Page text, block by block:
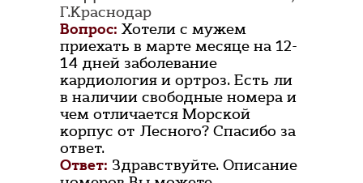
Г.Краснодар
Вопрос: Хотели с мужем
приехать в марте месяце на 12-
14 дней заболевание
кардиология и ортроз. Есть ли
в наличии свободные номера и
чем отличается Морской
корпус от Лесного? Спасибо за
ответ.
Ответ: Здравствуйте. Описание